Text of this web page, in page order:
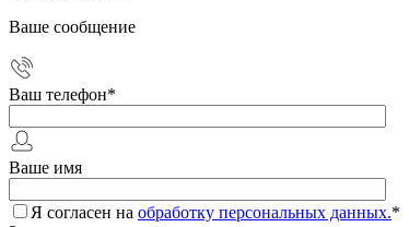
Ваше сообщение
Ваш телефон*
Ваше имя
Я согласен на обработку персональных данных.*